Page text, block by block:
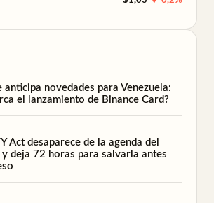
anticipa novedades para Venezuela:
el lanzamiento de Binance Card?
Act desaparece de la agenda del
y deja 72 horas para salvarla antes